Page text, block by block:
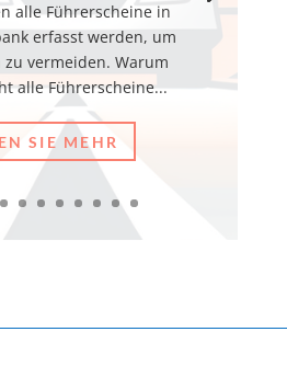
alle Führerscheine in
erfasst werden, um
vermeiden. Warum
alle Führerscheine...
SIE MEHR